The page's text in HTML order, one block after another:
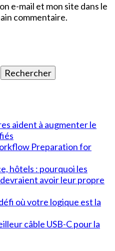
e-mail et mon site dans le
commentaire.
Rechercher
aident à augmenter le
Preparation for
hôtels : pourquoi les
avoir leur propre
où votre logique est la
câble USB-C pour la